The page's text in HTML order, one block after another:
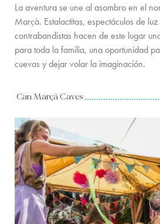
La aventura se une al asombro en el
Marçà. Estalactitas, espectáculos de
contrabandistas hacen de este lugar
para toda la familia, una oportunidad
cuevas y dejar volar la imaginación.
Can Marçà Caves